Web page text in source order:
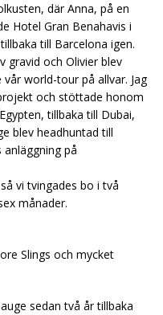
där Anna, på en
Hotel Gran Benahavis i
till Barcelona igen.
gravid och Olivier blev
world-tour på allvar. Jag
och stöttade honom
tillbaka till Dubai,
blev headhuntad till
på
vi tvingades bo i två
månader.
Slings och mycket
sedan två år tillbaka